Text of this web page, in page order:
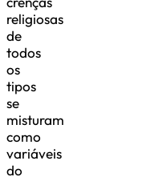
religiosas
de
todos
os
tipos
se
misturam
como
variáveis
​​do